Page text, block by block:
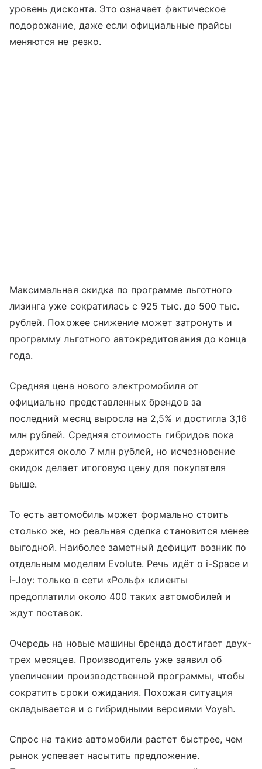
уровень дисконта. Это означает фактическое
подорожание, даже если официальные прайсы
меняются не резко.
Максимальная скидка по программе льготного
лизинга уже сократилась с 925 тыс. до 500 тыс.
рублей. Похожее снижение может затронуть и
программу льготного автокредитования до конца
года.
Средняя цена нового электромобиля от
официально представленных брендов за
последний месяц выросла на 2,5% и достигла 3,16
млн рублей. Средняя стоимость гибридов пока
держится около 7 млн рублей, но исчезновение
скидок делает итоговую цену для покупателя
выше.
То есть автомобиль может формально стоить
столько же, но реальная сделка становится менее
выгодной. Наиболее заметный дефицит возник по
отдельным моделям Evolute. Речь идёт о i-Space и
i-Joy: только в сети «Рольф» клиенты
предоплатили около 400 таких автомобилей и
ждут поставок.
Очередь на новые машины бренда достигает двух-
трех месяцев. Производитель уже заявил об
увеличении производственной программы, чтобы
сократить сроки ожидания. Похожая ситуация
складывается и с гибридными версиями Voyah.
Спрос на такие автомобили растет быстрее, чем
рынок успевает насытить предложение.